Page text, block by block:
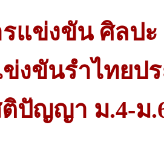
แข่งขัน ศิลปะ
งขันรำไทยป
ปัญญา ม.4-ม